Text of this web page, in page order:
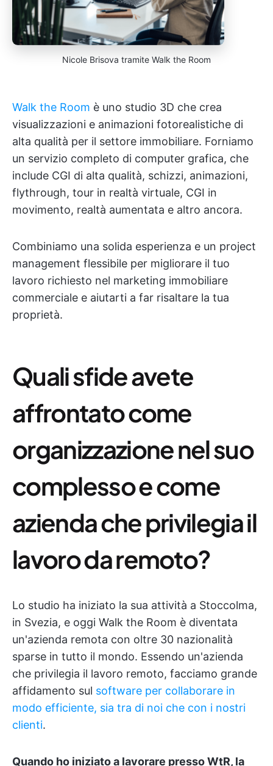
Nicole Brisova tramite Walk the Room
Walk the Room è uno studio 3D che crea
visualizzazioni e animazioni fotorealistiche di
alta qualità per il settore immobiliare. Forniamo
un servizio completo di computer grafica, che
include CGI di alta qualità, schizzi, animazioni,
flythrough, tour in realtà virtuale, CGI in
movimento, realtà aumentata e altro ancora.
Combiniamo una solida esperienza e un project
management flessibile per migliorare il tuo
lavoro richiesto nel marketing immobiliare
commerciale e aiutarti a far risaltare la tua
proprietà.
Quali sfide avete
affrontato come
organizzazione nel suo
complesso e come
azienda che privilegia il
lavoro da remoto?
Lo studio ha iniziato la sua attività a Stoccolma,
in Svezia, e oggi Walk the Room è diventata
un'azienda remota con oltre 30 nazionalità
sparse in tutto il mondo. Essendo un'azienda
che privilegia il lavoro remoto, facciamo grande
affidamento sul software per collaborare in
modo efficiente, sia tra di noi che con i nostri
clienti.
Quando ho iniziato a lavorare presso WtR, la